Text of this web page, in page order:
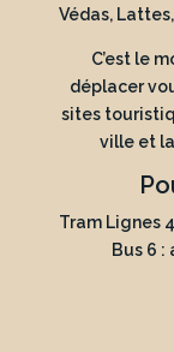
Védas,
C’est le
déplacer
sites
ville et
Tram Lignes
Bus 6 :